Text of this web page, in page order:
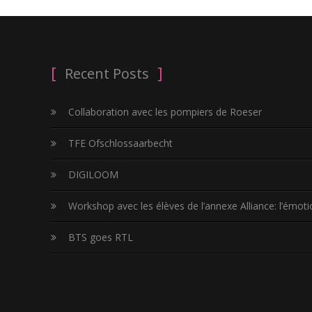
Recent Posts
Collaboration avec les pompiers de Roeser
TFE Ofschlossaarbecht
DIGILOOM
Workshop avec les élèves de l’annexe Alliance:
BTS goes RTL